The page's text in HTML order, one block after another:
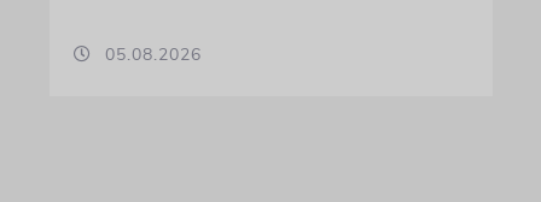
05.08.2026